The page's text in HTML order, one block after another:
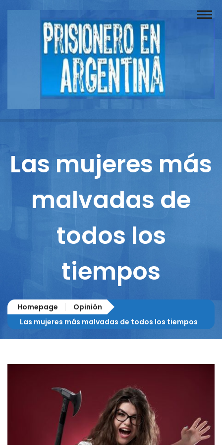
Buscador
Documentos
Reportajes
Las mujeres más
malvadas de
todos los
tiempos
Homepage
Opinión
Las mujeres más malvadas de todos los tiempos